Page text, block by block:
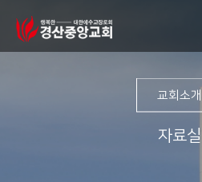
교회소개
자료실